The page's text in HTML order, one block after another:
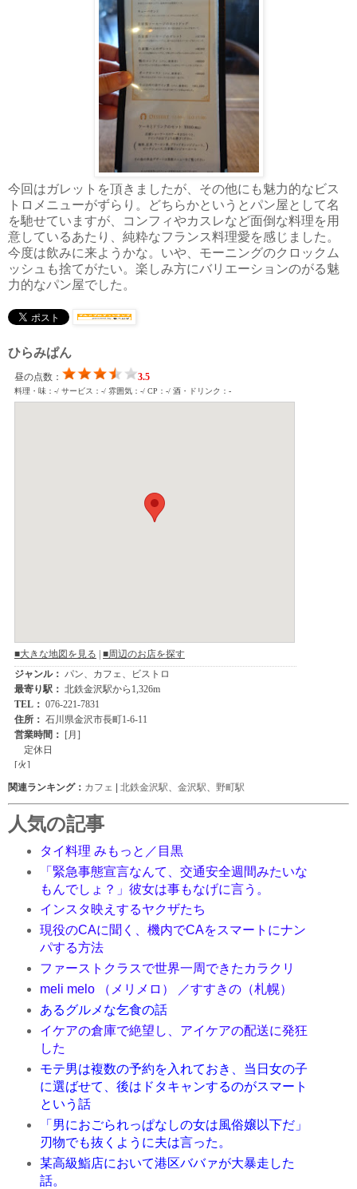
今回はガレットを頂きましたが、その他にも魅力的なビス
トロメニューがずらり。どちらかというとパン屋として名
を馳せていますが、コンフィやカスレなど面倒な料理を用
意しているあたり、純粋なフランス料理愛を感じました。
今度は飲みに来ようかな。いや、モーニングのクロックム
ッシュも捨てがたい。楽しみ方にバリエーションのがる魅
力的なパン屋でした。
ひらみぱん
関連ランキング： カフェ | 北鉄金沢駅 金沢駅 野町駅
人気の記事
タイ料理 みもっと／目黒
「緊急事態宣言なんて、交通安全週間みたいな
もんでしょ？」彼女は事もなげに言う。
インスタ映えするヤクザたち
現役のCAに聞く、機内でCAをスマートにナン
パする方法
ファーストクラスで世界一周できたカラクリ
meli melo （メリメロ） ／すすきの（札幌）
あるグルメな乞食の話
イケアの倉庫で絶望し、アイケアの配送に発狂
した
モテ男は複数の予約を入れておき、当日女の子
に選ばせて、後はドタキャンするのがスマート
という話
「男におごられっぱなしの女は風俗嬢以下だ」
刃物でも抜くように夫は言った。
某高級鮨店において港区ババァが大暴走した
話。